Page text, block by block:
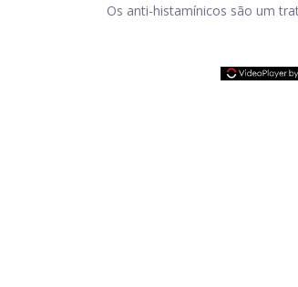
Os anti-histamínicos são um